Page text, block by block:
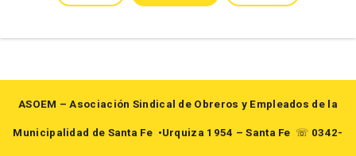
ASOEM – Asociación Sindical de Obreros y Empleados de la
Municipalidad de Santa Fe •Urquiza 1954 – Santa Fe ☏ 0342-